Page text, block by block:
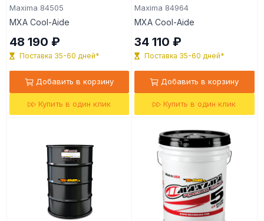
Maxima 84505
MXA Cool-Aide
48 190 ₽
Поставка 35-60 дней*
Добавить в корзину
Купить в один клик
Maxima 84964
MXA Cool-Aide
34 110 ₽
Поставка 35-60 дней*
Добавить в корзину
Купить в один клик